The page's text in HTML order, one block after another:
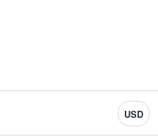
USD